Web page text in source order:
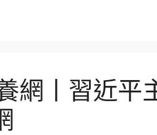
網丨習近平